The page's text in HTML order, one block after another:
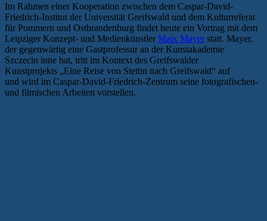
Im Rahmen einer Kooperation zwischen dem Caspar-David-
Friedrich-Institut der Universität Greifswald und dem Kulturreferat
für Pommern und Ostbrandenburg findet heute ein Vortrag mit dem
Leipziger Konzept- und Medienkünstler Maix Mayer statt. Mayer,
der gegenwärtig eine Gastprofessur an der Kunstakademie
Szczecin inne hat, tritt im Kontext des Greifswalder
Kunstprojekts „Eine Reise von Stettin nach Greifswald“ auf
und wird im Caspar-David-Friedrich-Zentrum seine fotografischen-
und filmischen Arbeiten vorstellen.